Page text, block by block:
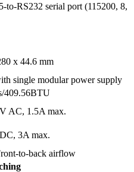
to-RS232 serial port (115200, 8,
x 44.6 mm
single modular power supply
409.56BTU
AC, 1.5A max.
3A max.
to-back airflow